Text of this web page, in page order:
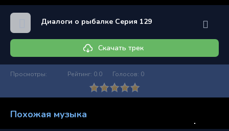
Диалоги о рыбалке Серия 129
Скачать трек
Просмотры: Рейтинг: 0.0 Голосов: 0
Похожая музыка